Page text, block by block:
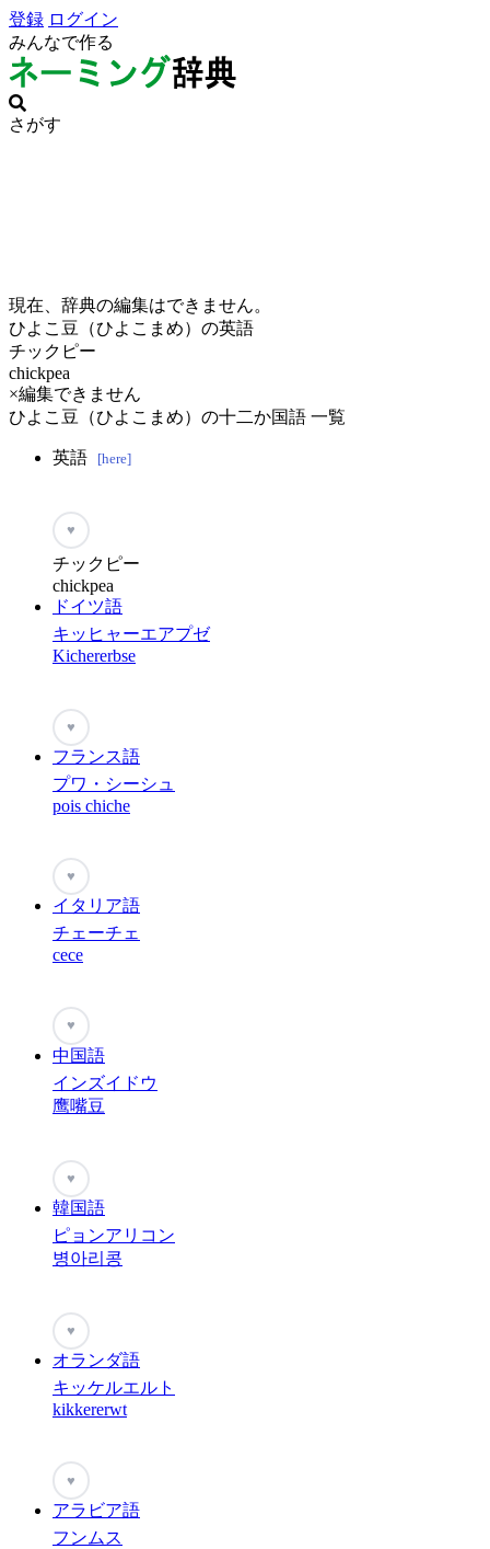
登録 ログイン
みんなで作る
さがす
現在、辞典の編集はできません。
ひよこ豆（ひよこまめ）の英語
チックピー
chickpea
×編集できません
ひよこ豆（ひよこまめ）の十二か国語 一覧
英語 [here]
♥
チックピー
chickpea
ドイツ語
キッヒャーエアプゼ
Kichererbse
♥
フランス語
プワ・シーシュ
pois chiche
♥
イタリア語
チェーチェ
cece
♥
中国語
インズイドウ
鹰嘴豆
♥
韓国語
ピョンアリコン
병아리콩
♥
オランダ語
キッケルエルト
kikkererwt
♥
アラビア語
フンムス